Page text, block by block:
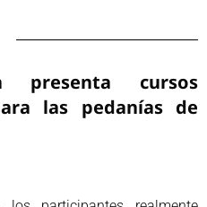
presenta cursos
las pedanías de